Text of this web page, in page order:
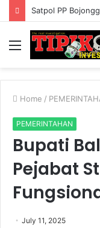
Menu
Home /
PEMERINTAHAN
Bupati
Pejabat
July 11, 2025